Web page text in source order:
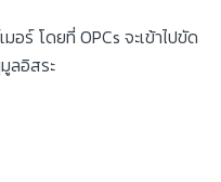
ร์ โดยที่ OPCs จะเข้าไปขัด
ลอิสระ